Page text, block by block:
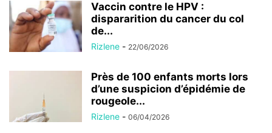
Vaccin contre le HPV :
dispararition du cancer du col
de...
Rizlene - 22/06/2026
Près de 100 enfants morts lors
d’une suspicion d’épidémie de
rougeole...
Rizlene - 06/04/2026